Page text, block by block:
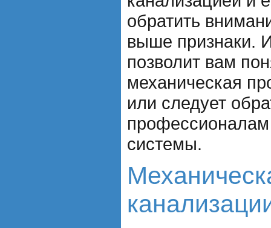
обратить
выше признаки.
позволит вам
механическая
или следует
системы.